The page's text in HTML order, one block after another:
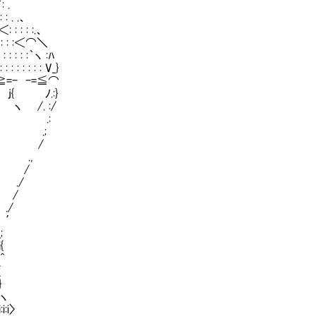
: :.、
:＜⌒＼
: :｀ヽ :ﾊ
: : : : V_}
-=≦⌒
ﾉ.:}
/. :/
y .:
.′ .;
/